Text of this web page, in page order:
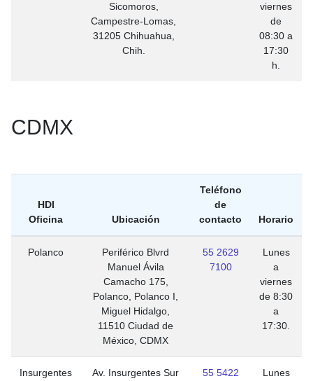
Sicomoros,
Campestre-Lomas,
31205 Chihuahua,
Chih.
viernes
de
08:30 a
17:30
h.
CDMX
HDI
Oficina
Ubicación
Teléfono
de
contacto
Horario
Polanco
Periférico Blvrd
Manuel Ávila
Camacho 175,
Polanco, Polanco I,
Miguel Hidalgo,
11510 Ciudad de
México, CDMX
55 2629
7100
Lunes
a
viernes
de 8:30
a
17:30.
Insurgentes
Av. Insurgentes Sur
55 5422
Lunes